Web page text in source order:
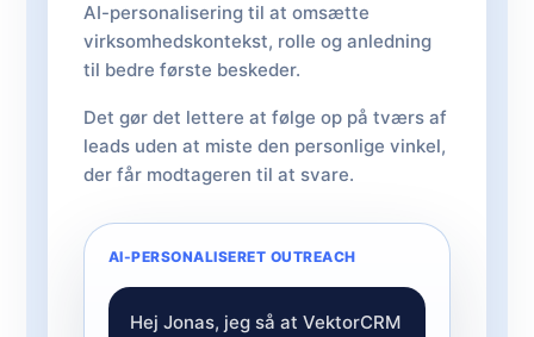
AI-personalisering til at omsætte
virksomhedskontekst, rolle og anledning
til bedre første beskeder.
Det gør det lettere at følge op på tværs af
leads uden at miste den personlige vinkel,
der får modtageren til at svare.
AI-PERSONALISERET OUTREACH
Hej Jonas, jeg så at VektorCRM